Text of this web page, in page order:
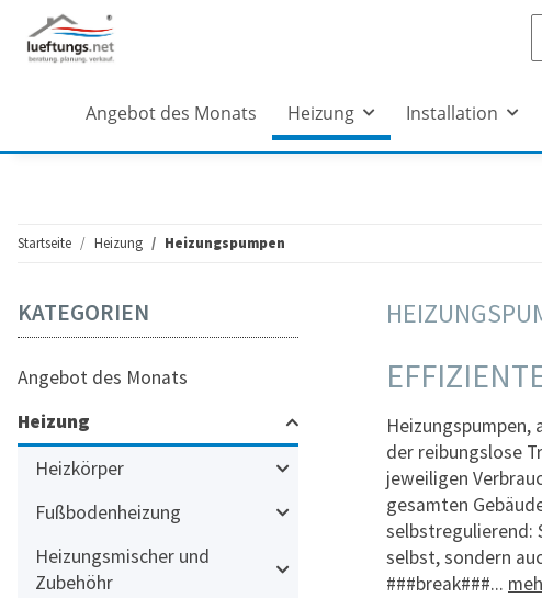
Angebot des Monats Heizung Installation
Startseite Heizung Heizungspumpen
Heizungspumpen,
der reibungslose
jeweiligen
gesamten
selbstregulierend:
selbst, sondern
###break###...
KATEGORIEN
Angebot des Monats
Heizung
Heizkörper
Fußbodenheizung
Heizungsmischer und
Zubehöhr